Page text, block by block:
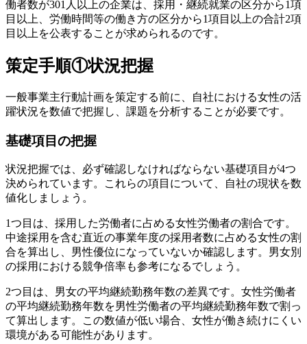
働者数が301人以上の企業は、採用・継続就業の区分から1項
目以上、労働時間等の働き方の区分から1項目以上の合計2項
目以上を公表することが求められるのです。
策定手順①状況把握
一般事業主行動計画を策定する前に、自社における女性の活
躍状況を数値で把握し、課題を分析することが必要です。
基礎項目の把握
状況把握では、必ず確認しなければならない基礎項目が4つ
決められています。これらの項目について、自社の現状を数
値化しましょう。
1つ目は、採用した労働者に占める女性労働者の割合です。
中途採用を含む直近の事業年度の採用者数に占める女性の割
合を算出し、男性優位になっていないか確認します。男女別
の採用における競争倍率も参考になるでしょう。
2つ目は、男女の平均継続勤務年数の差異です。女性労働者
の平均継続勤務年数を男性労働者の平均継続勤務年数で割っ
て算出します。この数値が低い場合、女性が働き続けにくい
環境がある可能性があります。